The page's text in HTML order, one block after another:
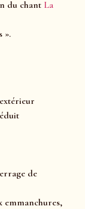
du chant La
».
de
emmanchures,